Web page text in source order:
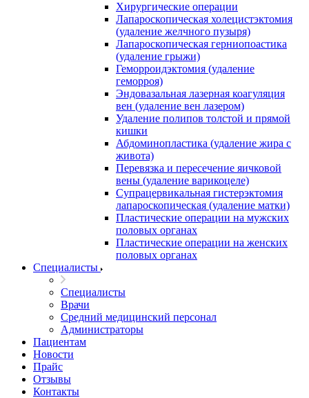
Хирургические операции
Лапароскопическая холецистэктомия
(удаление желчного пузыря)
Лапароскопическая герниопоастика
(удаление грыжи)
Геморроидэктомия (удаление
геморроя)
Эндовазальная лазерная коагуляция
вен (удаление вен лазером)
Удаление полипов толстой и прямой
кишки
Абдоминопластика (удаление жира с
живота)
Перевязка и пересечение яичковой
вены (удаление варикоцеле)
Супрацервикальная гистерэктомия
лапароскопическая (удаление матки)
Пластические операции на мужских
половых органах
Пластические операции на женских
половых органах
Специалисты
Специалисты
Врачи
Средний медицинский персонал
Администраторы
Пациентам
Новости
Прайс
Отзывы
Контакты